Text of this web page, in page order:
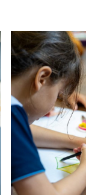
23/
cada
Estou